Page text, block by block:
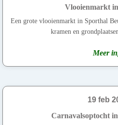
Vlooienmarkt
Een grote vlooienmarkt in Sporthal
kramen en
Meer
19 feb
Carnavalsoptocht